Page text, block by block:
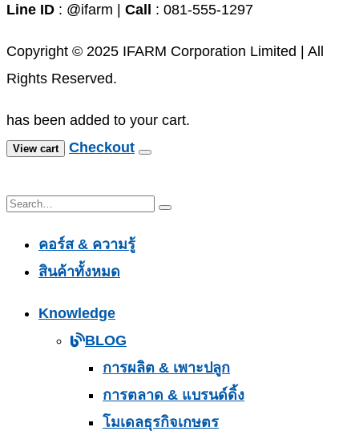
Line ID : @ifarm | Call : 081-555-1297
Copyright © 2025 IFARM Corporation Limited | All
Rights Reserved.
has been added to your cart.
View cart Checkout
คอร์ส & ความรู้
สินค้าทั้งหมด
Knowledge
BLOG
การผลิต & เพาะปลูก
การตลาด & แบรนด์ดิ้ง
โมเดลธุรกิจเกษตร